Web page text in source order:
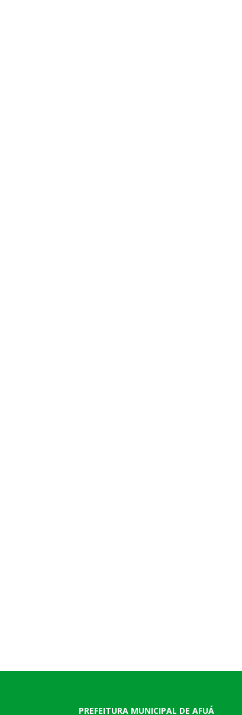
PREFEITURA MUNICIPAL DE AFUÁ